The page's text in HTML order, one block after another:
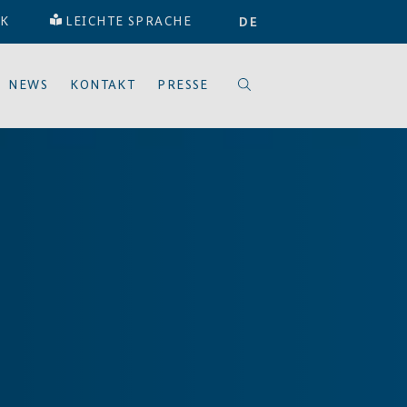
LEICHTE SPRACHE DE
NEWS KONTAKT PRESSE